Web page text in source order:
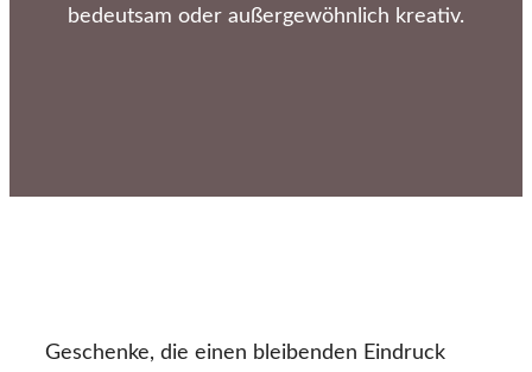
bedeutsam oder außergewöhnlich kreativ.
Geschenke, die einen bleibenden Eindruck